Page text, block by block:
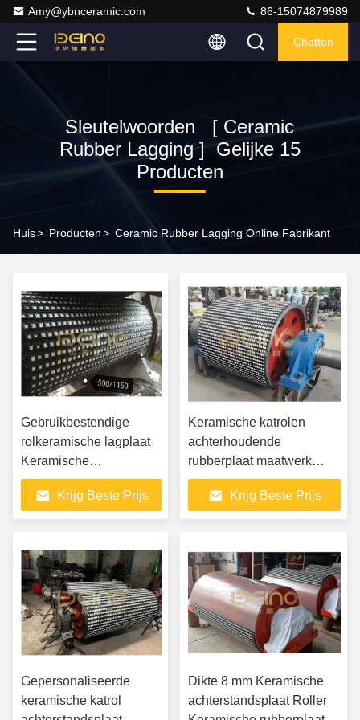
Amy@ybnceramic.com 86-15074879989
Chatten
Sleutelwoorden [ Ceramic
Rubber Lagging ] Gelijke 15
Producten
Huis> Producten> Ceramic Rubber Lagging Online Fabrikant
Gebruikbestendige
rolkeramische lagplaat
Keramische
rubberlagplaat
Krijg Beste Prijs
Keramische katrolen
achterhoudende
rubberplaat maatwerk
Keramische
achterhoudende plaat
Krijg Beste Prijs
Gepersonaliseerde
keramische katrol
Dikte 8 mm Keramische
achterstandsplaat Roller